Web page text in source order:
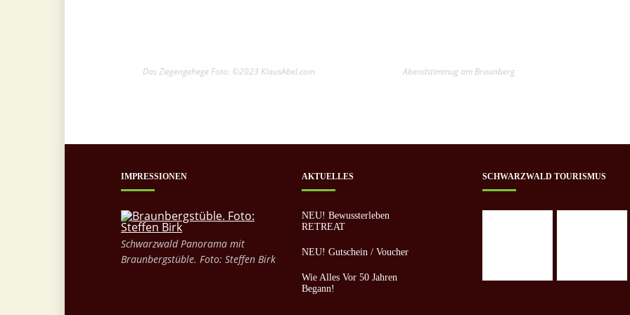
Das Ziegengehege Foto: ©2023 KlausAbel.com Abendstimmug am Braunberg
IMPRESSIONEN
Schwarzwald Panorama mit
Braunbergstüble. Foto: Steffen Birk
AKTUELLES
NEU! Bewussterleben
RETREAT
NEU! Gutschein / Voucher
Wie Alles Vor 50 Jahren
Begann!
SCHWARZWALD TOURISMUS